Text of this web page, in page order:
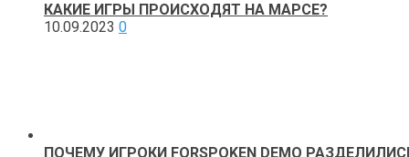
КАКИЕ ИГРЫ ПРОИСХОДЯТ НА МАРСЕ?
10.09.2023 0
ПОЧЕМУ ИГРОКИ FORSPOKEN DEMO